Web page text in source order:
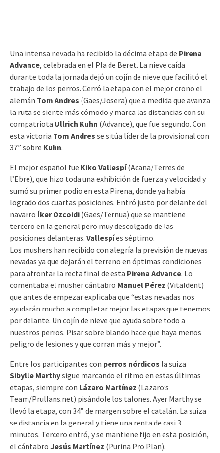
Una intensa nevada ha recibido la décima etapa de Pirena
Advance, celebrada en el Pla de Beret. La nieve caída
durante toda la jornada dejó un cojín de nieve que facilitó el
trabajo de los perros. Cerró la etapa con el mejor crono el
alemán Tom Andres (Gaes/Josera) que a medida que avanza
la ruta se siente más cómodo y marca las distancias con su
compatriota Ullrich Kuhn (Advance), que fue segundo. Con
esta victoria Tom Andres se sitúa líder de la provisional con
37” sobre Kuhn.
El mejor español fue Kiko Vallespí(Acana/Terres de
l’Ebre), que hizo toda una exhibición de fuerza y velocidad y
sumó su primer podio en esta Pirena, donde ya había
logrado dos cuartas posiciones. Entró justo por delante del
navarro Íker Ozcoidi (Gaes/Ternua) que se mantiene
tercero en la general pero muy descolgado de las
posiciones delanteras. Vallespíes séptimo.
Los mushers han recibido con alegría la previsión de nuevas
nevadas ya que dejarán el terreno en óptimas condiciones
para afrontar la recta final de esta Pirena Advance. Lo
comentaba el musher cántabro Manuel Pérez (Vitaldent)
que antes de empezar explicaba que “estas nevadas nos
ayudarán mucho a completar mejor las etapas que tenemos
por delante. Un cojín de nieve que ayuda sobre todo a
nuestros perros. Pisar sobre blando hace que haya menos
peligro de lesiones y que corran más y mejor”.
Entre los participantes con perros nórdicos la suiza
Sibylle Marthysigue marcando el ritmo en estas últimas
etapas, siempre con Lázaro Martínez (Lazaro’s
Team/Prullans.net) pisándole los talones. Ayer Marthy se
llevó la etapa, con 34” de margen sobre el catalán. La suiza
se distancia en la general y tiene una renta de casi 3
minutos. Tercero entró, y se mantiene fijo en esta posición,
el cántabro Jesús Martínez (Purina Pro Plan).